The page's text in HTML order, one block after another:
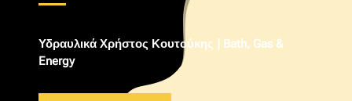
Υδραυλικά Χρήστος Κουτούκης | Bath, Gas &
Energy